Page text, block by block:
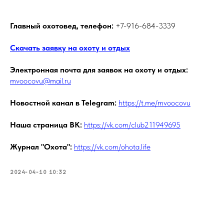
Главный охотовед, телефон: +7-916-684-3339
Скачать заявку на охоту и отдых
Электронная почта для заявок на охоту и отдых:
mvoocovu@mail.ru
Новостной канал в Telegram: https://t.me/mvoocovu
Наша страница ВК: https://vk.com/club211949695
Журнал "Охота": https://vk.com/ohota.life
2024-04-10 10:32